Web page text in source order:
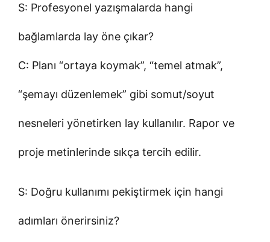
S: Profesyonel yazışmalarda hangi
bağlamlarda lay öne çıkar?
C: Planı “ortaya koymak”, “temel atmak”,
“şemayı düzenlemek” gibi somut/soyut
nesneleri yönetirken lay kullanılır. Rapor ve
proje metinlerinde sıkça tercih edilir.
S: Doğru kullanımı pekiştirmek için hangi
adımları önerirsiniz?